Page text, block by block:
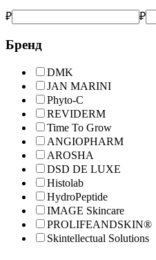
₽ ₽
Бренд
DMK
JAN MARINI
Phyto-C
REVIDERM
Time To Grow
ANGIOPHARM
AROSHA
DSD DE LUXE
Histolab
HydroPeptide
IMAGE Skincare
PROLIFEANDSKIN®
Skintellectual Solutions